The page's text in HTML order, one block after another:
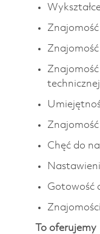
Chęć do
Gotowość
To oferujemy